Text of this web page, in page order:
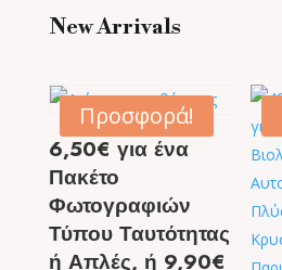
New Arrivals
Προσφορά!
6,50€ για ένα
Πακέτο
Φωτογραφιών
Τύπου Ταυτότητας
ή Απλές, ή 9,90€